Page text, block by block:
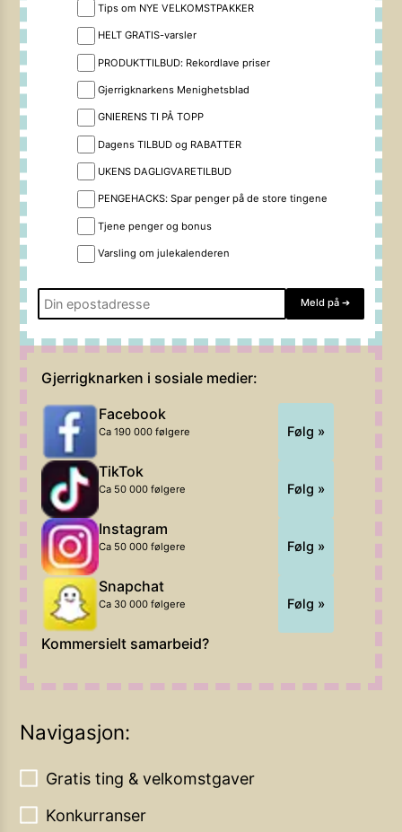
Tips om NYE VELKOMSTPAKKER
HELT GRATIS-varsler
PRODUKTTILBUD: Rekordlave priser
Gjerrigknarkens Menighetsblad
GNIERENS TI PÅ TOPP
Dagens TILBUD og RABATTER
UKENS DAGLIGVARETILBUD
PENGEHACKS: Spar penger på de store tingene
Tjene penger og bonus
Varsling om julekalenderen
Meld på ➔
Gjerrigknarken i sosiale medier:
Facebook
Ca 190 000 følgere Følg »
TikTok
Ca 50 000 følgere Følg »
Instagram
Ca 50 000 følgere Følg »
Snapchat
Ca 30 000 følgere Følg »
Kommersielt samarbeid?
Navigasjon:
Gratis ting & velkomstgaver
Konkurranser